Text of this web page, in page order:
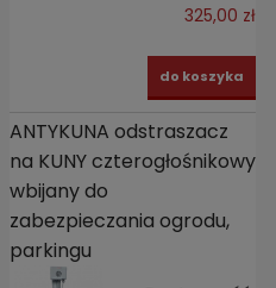
325,00 zł
do koszyka
ANTYKUNA odstraszacz
na KUNY czterogłośnikowy
wbijany do
zabezpieczania ogrodu,
parkingu